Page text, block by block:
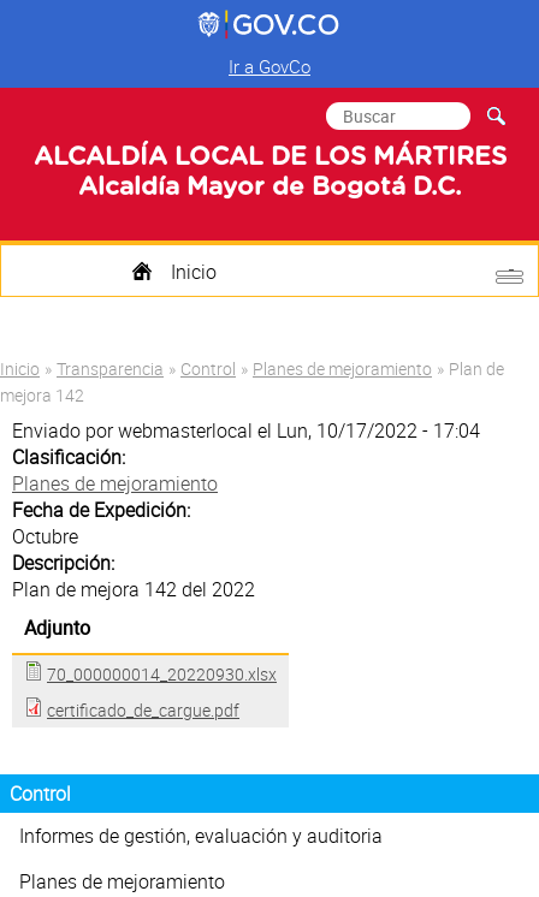
Ir a GovCo
ALCALDÍA LOCAL DE LOS MÁRTIRES
Alcaldía Mayor de Bogotá D.C.
Formulario de
búsqueda
Buscar
Inicio
Transparencia
Mi Localidad
Participa
Usted está aquí
Inicio » Transparencia » Control » Planes de mejoramiento » Plan de
mejora 142
Enviado porwebmasterlocal el Lun, 10/17/2022 - 17:04
Clasificación:
Planes de mejoramiento
Fecha de Expedición:
Octubre
Descripción:
Plan de mejora 142 del 2022
Adjunto
70_000000014_20220930.xlsx
certificado_de_cargue.pdf
Control
Informes de gestión, evaluación y auditoria
Planes de mejoramiento